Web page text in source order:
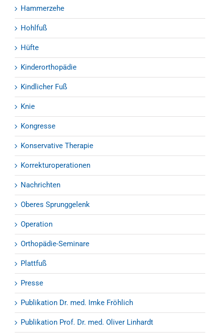
Hammerzehe
Hohlfuß
Hüfte
Kinderorthopädie
Kindlicher Fuß
Knie
Kongresse
Konservative Therapie
Korrekturoperationen
Nachrichten
Oberes Sprunggelenk
Operation
Orthopädie-Seminare
Plattfuß
Presse
Publikation Dr. med. Imke Fröhlich
Publikation Prof. Dr. med. Oliver Linhardt